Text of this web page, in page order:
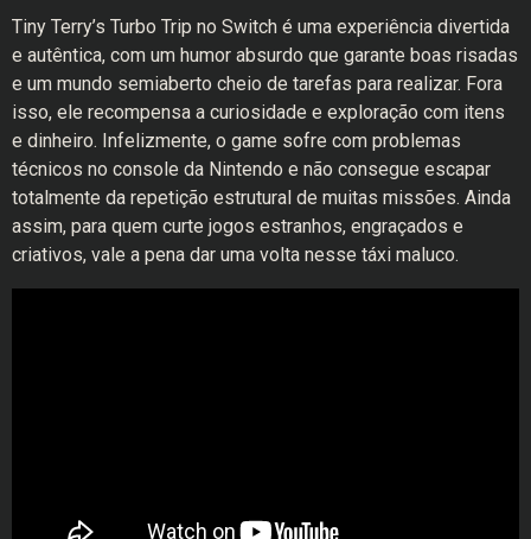
Tiny Terry’s Turbo Trip no Switch é uma experiência divertida
e autêntica, com um humor absurdo que garante boas risadas
e um mundo semiaberto cheio de tarefas para realizar. Fora
isso, ele recompensa a curiosidade e exploração com itens
e dinheiro. Infelizmente, o game sofre com problemas
técnicos no console da Nintendo e não consegue escapar
totalmente da repetição estrutural de muitas missões. Ainda
assim, para quem curte jogos estranhos, engraçados e
criativos, vale a pena dar uma volta nesse táxi maluco.